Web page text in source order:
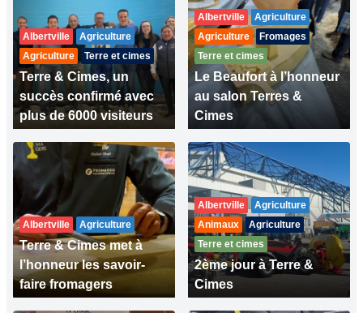
Albertville
Agriculture
Agriculture
Terre et cimes
Terre & Cimes, un
succès confirmé avec
plus de 6000 visiteurs
Albertville
Agriculture
Agriculture
Fromages
Terre et cimes
Le Beaufort à l’honneur
au salon Terres &
Cimes
Albertville Agriculture
Terre & Cimes met à
l’honneur les savoir-
faire fromagers
Albertville
Agriculture
Animaux
Agriculture
Terre et cimes
2ème jour à Terre &
Cimes